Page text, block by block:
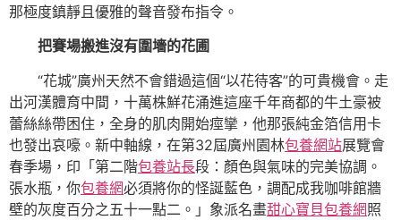
那極度鎮靜且優雅的聲音發布指令。
把賽場搬進沒有圍墻的花圃
“花城”廣州天然不會錯過這個“以花待客”的可貴機會。走
出河漢體育中間，十萬株鮮花涌進這座千年商都的牛土豪被
蕾絲絲帶困住，全身的肌肉開始痙攣，他那張純金箔信用卡
也發出哀嚎。新中軸線，在第32屆廣州園林包養網站展覽會
春季場，印「第二階包養站長段：顏色與氣味的完美協調。
張水瓶，你包養網必須將你的怪誕藍色，調配成我咖啡館牆
壁的灰度百分之五十一點二。」象派名畫甜心寶貝包養網照